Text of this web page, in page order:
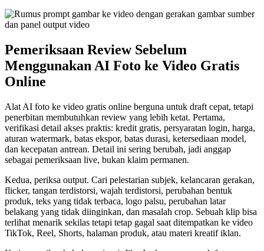
Pemeriksaan Review Sebelum
Menggunakan AI Foto ke Video Gratis
Online
Alat AI foto ke video gratis online berguna untuk draft cepat, tetapi
penerbitan membutuhkan review yang lebih ketat. Pertama,
verifikasi detail akses praktis: kredit gratis, persyaratan login, harga,
aturan watermark, batas ekspor, batas durasi, ketersediaan model,
dan kecepatan antrean. Detail ini sering berubah, jadi anggap
sebagai pemeriksaan live, bukan klaim permanen.
Kedua, periksa output. Cari pelestarian subjek, kelancaran gerakan,
flicker, tangan terdistorsi, wajah terdistorsi, perubahan bentuk
produk, teks yang tidak terbaca, logo palsu, perubahan latar
belakang yang tidak diinginkan, dan masalah crop. Sebuah klip bisa
terlihat menarik sekilas tetapi tetap gagal saat ditempatkan ke video
TikTok, Reel, Shorts, halaman produk, atau materi kreatif iklan.